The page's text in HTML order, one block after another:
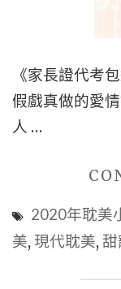
《家長證代考
假戲真做的愛
人 …
2020年耽美
美, 現代耽美, 甜